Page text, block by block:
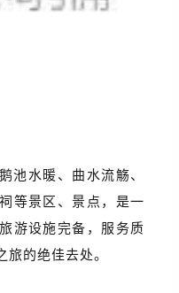
池水暖、曲水流觞、
等景区、景点，是一
游设施完备，服务质
的绝佳去处。